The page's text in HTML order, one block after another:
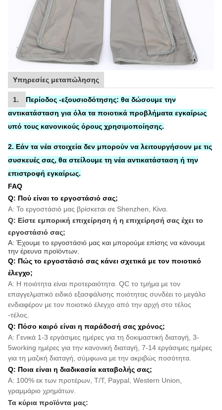
Υπηρεσίες μεταπώλησης
1. Περίοδος -εξουσιοδότησης: θα δώσουμε την
αντικατάσταση για όλα τα ποιοτικά προβλήματα εγκαίρως
υπό τους κανονικούς όρους χρησιμοποίησης.
2. Εάν τα νέα στοιχεία δεν μπορούν να λειτουργήσουν με τις
συσκευές σας, θα στείλουμε τη νέα αντικατάσταση ή την
επιστροφή εγκαίρως.
FAQ
Q: Πού είναι το εργοστάσιό σας;
Α: Το εργοστάσιό μας βρίσκεται σε Shenzhen, Κίνα.
Q: Είστε εμπορική επιχείρηση ή η επιχείρησή σας έχει το
εργοστάσιό σας;
Α: Έχουμε το εργοστάσιό μας και μπορούμε επίσης να κάνουμε
την έρευνα προϊόντων.
Q: Πώς το εργοστάσιό σας κάνει σχετικά με τον ποιοτικό
έλεγχο;
Α: Η ποιότητα είναι προτεραιότητα. QC το τμήμα με τον
επαγγελματικό ειδικό εξασφάλισης ποιότητας συνδέει το μεγάλο
ενδιαφέρον με τον ποιοτικό έλεγχο από την αρχή στο τέλος
-τέλος.
Q: Πόσο καιρό είναι η παράδοσή σας χρόνος;
Α: Γενικά 1-3 εργάσιμες ημέρες για τη δοκιμαστική διαταγή, 3-
5working ημέρες για την κανονική διαταγή, 7-14 εργάσιμες ημέρες
για τη μαζική διαταγή, σύμφωνα με την ακριβώς ποσότητα.
Q: Ποια είναι η διαδικασία καταβολής σας;
Α: 100% εκ των προτέρων, T/T, Paypal, Western Union,
γραμμάριο χρημάτων.
Τα κύρια προϊόντα μας: